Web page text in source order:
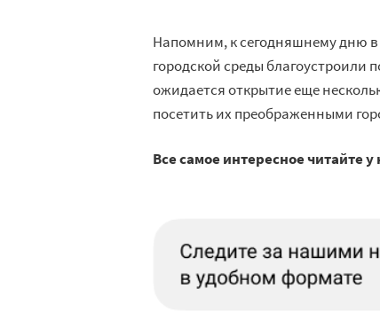
Напомним, к сегодняшнему дню
городской среды благоустроили
ожидается открытие еще
посетить их преображенными
Все самое интересное читайте у